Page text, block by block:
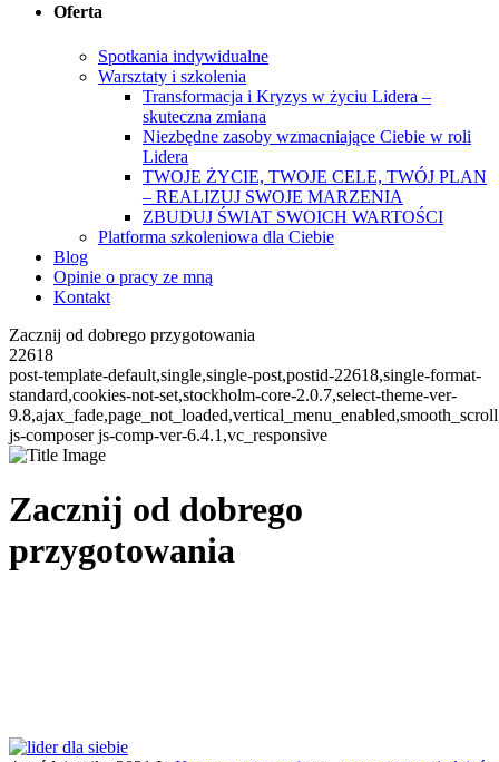
Oferta
Spotkania indywidualne
Warsztaty i szkolenia
Transformacja i Kryzys w życiu Lidera –
skuteczna zmiana
Niezbędne zasoby wzmacniające Ciebie w roli
Lidera
TWOJE ŻYCIE, TWOJE CELE, TWÓJ PLAN
– REALIZUJ SWOJE MARZENIA
ZBUDUJ ŚWIAT SWOICH WARTOŚCI
Platforma szkoleniowa dla Ciebie
Blog
Opinie o pracy ze mną
Kontakt
Zacznij od dobrego przygotowania
22618
post-template-default,single,single-post,postid-22618,single-format-
standard,cookies-not-set,stockholm-core-2.0.7,select-theme-ver-
js-composer js-comp-ver-6.4.1,vc_responsive
Zacznij od dobrego
przygotowania